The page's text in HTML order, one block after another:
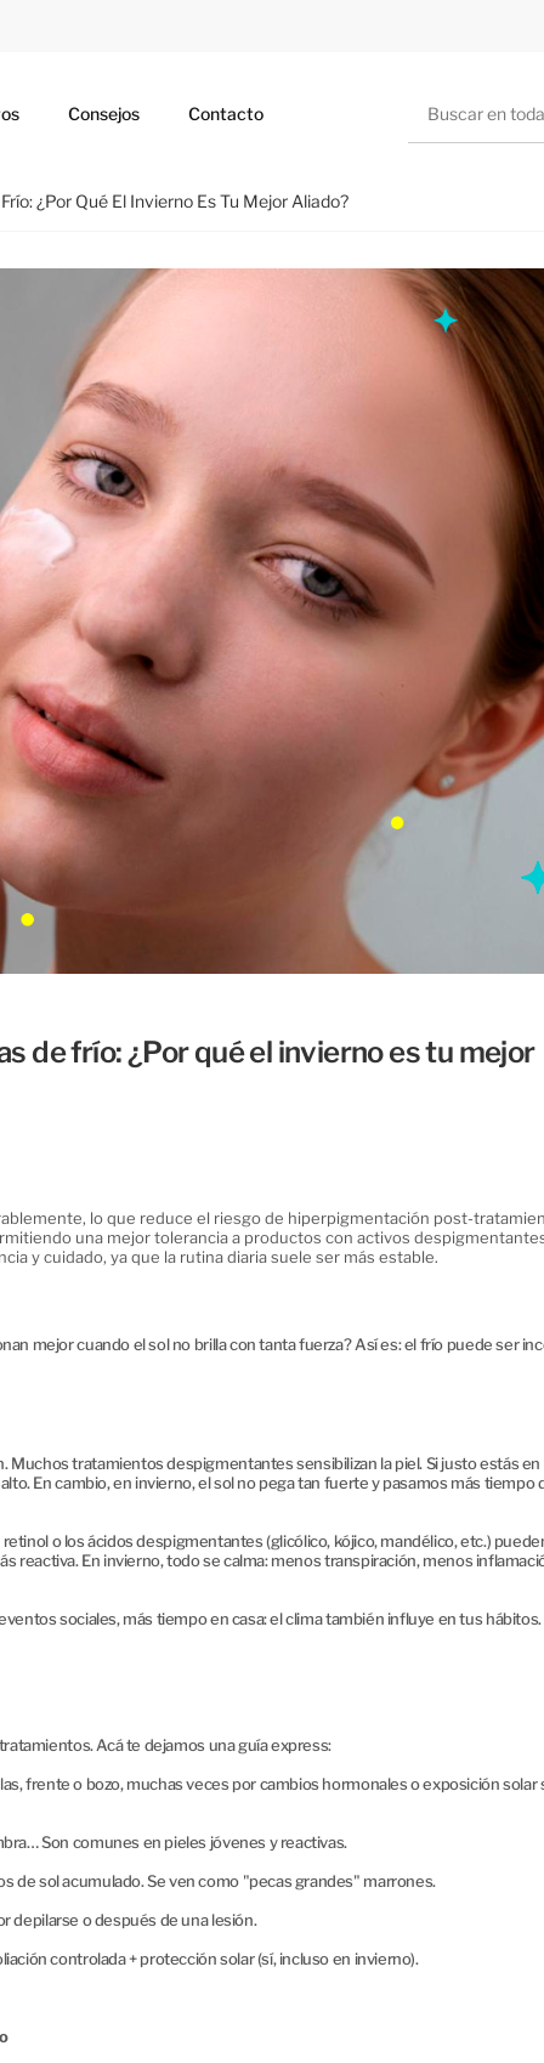
Consejos Contacto
¿Por Qué El Invierno Es Tu Mejor Aliado?
de frío: ¿Por qué el invierno es tu mejor
lo que reduce el riesgo de hiperpigmentación post-
una mejor tolerancia a productos con activos
y cuidado, ya que la rutina diaria suele ser más estable.
mejor cuando el sol no brilla con tanta fuerza? Así es: el frío puede ser
tratamientos despigmentantes sensibilizan la piel. Si justo estás en
En cambio, en invierno, el sol no pega tan fuerte y pasamos más tiempo
o los ácidos despigmentantes (glicólico, kójico, mandélico, etc.)
reactiva. En invierno, todo se calma: menos transpiración, menos
sociales, más tiempo en casa: el clima también influye en tus
Acá te dejamos una guía express:
frente o bozo, muchas veces por cambios hormonales o exposición solar
Son comunes en pieles jóvenes y reactivas.
de sol acumulado. Se ven como "pecas grandes" marrones.
depilarse o después de una lesión.
controlada + protección solar (sí, incluso en invierno).